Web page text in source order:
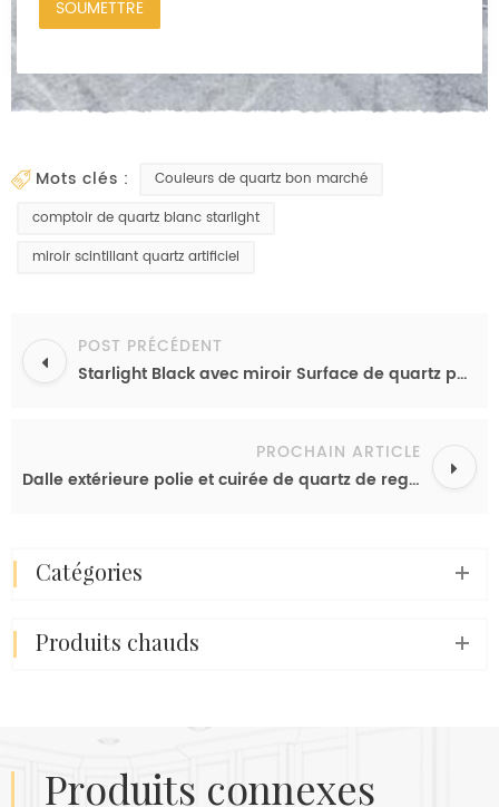
mots clés :
Couleurs de quartz bon marché
comptoir de quartz blanc starlight
miroir scintillant quartz artificiel
POST PRÉCÉDENT
Starlight Black avec miroir Surface de quartz poli étincelant Fabricant de plan de travail de cuisine anti-rayures
PROCHAIN ARTICLE
Dalle extérieure polie et cuirée de quartz de regard concret de conception gentille avec la taille enorme superbe
catégories
produits chauds
produits connexes